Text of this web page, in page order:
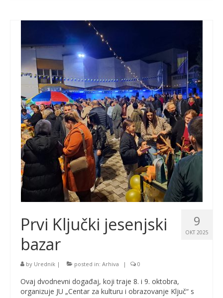
9
OKT 2025
Prvi Ključki jesenjski
bazar
by Urednik | posted in: Arhiva | 0
Ovaj dvodnevni događaj, koji traje 8. i 9. oktobra,
organizuje JU „Centar za kulturu i obrazovanje Ključ“ s